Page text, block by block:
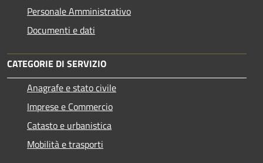
Personale Amministrativo
Documenti e dati
CATEGORIE DI SERVIZIO
Anagrafe e stato civile
Imprese e Commercio
Catasto e urbanistica
Mobilità e trasporti